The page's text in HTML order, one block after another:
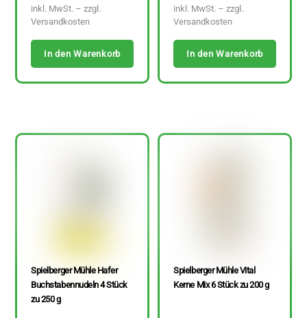
inkl. MwSt. – zzgl.
Versandkosten
In den Warenkorb
inkl. MwSt. – zzgl.
Versandkosten
In den Warenkorb
Spielberger Mühle Hafer
Buchstabennudeln 4 Stück
zu 250 g
Spielberger Mühle Vital
Kerne Mix 6 Stück zu 200 g